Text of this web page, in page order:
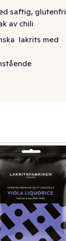
saftig, glutenfri
av chili
lakrits med